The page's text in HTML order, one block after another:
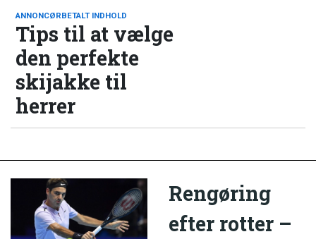
ANNONCØRBETALT INDHOLD
Tips til at vælge
den perfekte
skijakke til
herrer
Rengøring
efter rotter –